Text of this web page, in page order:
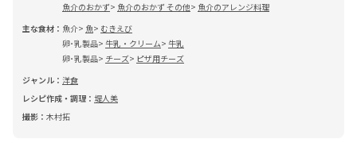
魚介のおかず
魚介のおかず その他
魚介のアレンジ料理
主な食材： 魚介 魚
むきえび
卵･乳製品 牛乳・クリーム 牛乳
卵･乳製品
チーズ
ピザ用チーズ
ジャンル： 洋食
レシピ作成・調理： 堤人美
撮影： 木村拓